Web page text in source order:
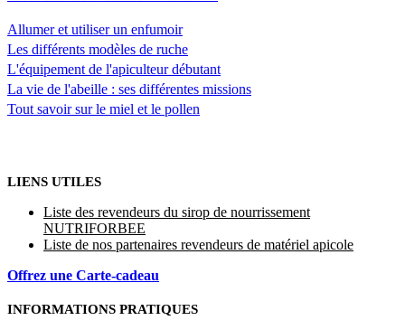
Allumer et utiliser un enfumoir
Les différents modèles de ruche
L'équipement de l'apiculteur débutant
La vie de l'abeille : ses différentes missions
Tout savoir sur le miel et le pollen
LIENS UTILES
Liste des revendeurs du sirop de nourrissement
NUTRIFORBEE
Liste de nos partenaires revendeurs de matériel apicole
Offrez une Carte-cadeau
INFORMATIONS PRATIQUES